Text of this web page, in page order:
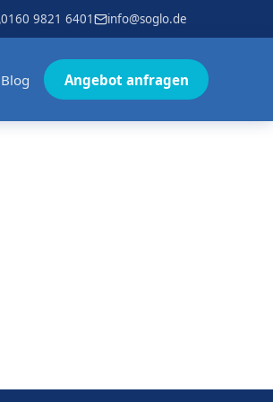
0160 9821 6401 info@soglo.de
Blog Angebot anfragen